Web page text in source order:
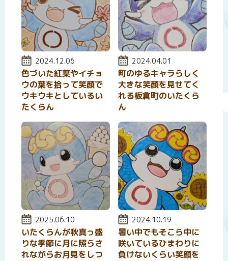
投稿日:
2024.12.06
色づいた紅葉やイチョ
ウの葉を拾って笑顔で
ウキウキとしているい
たくらん
投稿日:
2024.04.01
町のゆるキャラらしく
大きな笑顔を見せてく
れる板倉町のいたくら
ん
投稿日:
2025.06.10
いたくらんが秋真っ盛
りな季節に月に照らさ
れながらお月見をしつ
投稿日:
2024.10.19
暑い中でもそこら中に
咲いているひまわりに
負けないくらい笑顔を